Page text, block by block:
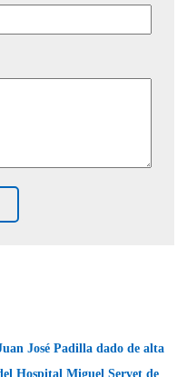
José Padilla dado de alta
Hospital Miguel Servet de